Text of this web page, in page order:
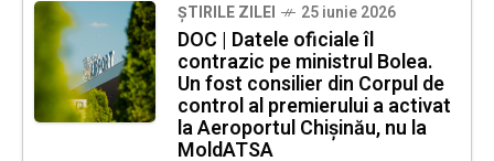
ȘTIRILE ZILEI 25 iunie 2026
DOC | Datele oficiale îl
contrazic pe ministrul Bolea.
Un fost consilier din Corpul de
control al premierului a activat
la Aeroportul Chișinău, nu la
MoldATSA